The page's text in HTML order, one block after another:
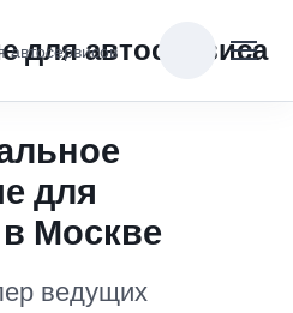
для
Москве
ведущих